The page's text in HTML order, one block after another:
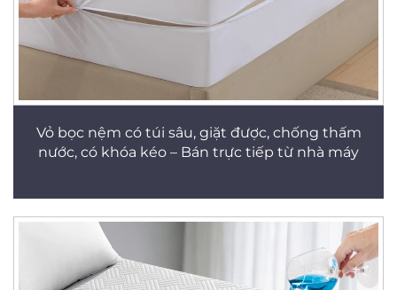
Vỏ bọc nệm có túi sâu, giặt được, chống thấm
nước, có khóa kéo – Bán trực tiếp từ nhà máy